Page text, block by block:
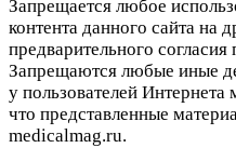
Запрещается любое
контента данного сайта на
предварительного согласия
Запрещаются любые иные
у пользователей
что представленные
medicalmag.ru.